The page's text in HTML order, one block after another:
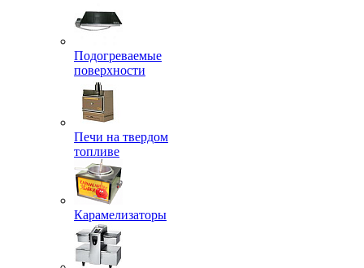
Подогреваемые
поверхности
Печи на твердом
топливе
Карамелизаторы